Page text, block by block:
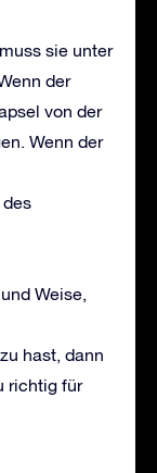
sie unter
der
von der
Wenn der
Weise,
hast, dann
richtig für